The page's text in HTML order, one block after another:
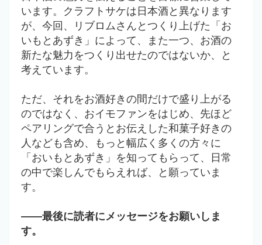
います。クラフトサケは日本酒と異なります
が、今回、リブロムさんとつくり上げた「お
いもとあずき」によって、また一つ、お酒の
新たな魅力をつくり出せたのではないか、と
考えています。
ただ、それをお酒好きの間だけで盛り上がる
のではなく、おイモファンをはじめ、先ほど
ペアリングで合うとお伝えした和菓子好きの
人なども含め、もっと幅広く多くの方々に
「おいもとあずき」を知ってもらって、日常
の中で楽しんでもらえれば、と願っていま
す。
――最後に読者にメッセージをお願いしま
す。